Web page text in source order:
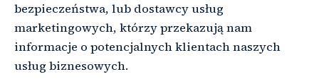
bezpieczeństwa, lub dostawcy usług
marketingowych, którzy przekazują nam
informacje o potencjalnych klientach naszych
usług biznesowych.